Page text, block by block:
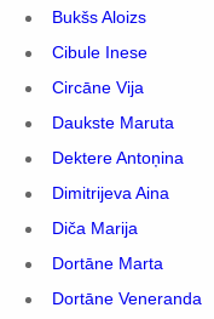
Bukšs Aloizs
Cibule Inese
Circāne Vija
Daukste Maruta
Dektere Antoņina
Dimitrijeva Aina
Diča Marija
Dortāne Marta
Dortāne Veneranda